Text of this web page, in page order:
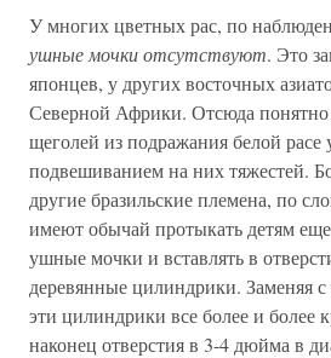
У многих цветных рас, по
ушные мочки отсутствуют. Это
японцев, у других восточных
Северной Африки. Отсюда
щеголей из подражания белой расе
подвешиванием на них тяжестей.
другие бразильские племена, по
имеют обычай протыкать детям
ушные мочки и вставлять в
деревянные цилиндрики. Заменяя
эти цилиндрики все более и более
наконец отверстия в 3-4 дюйма в